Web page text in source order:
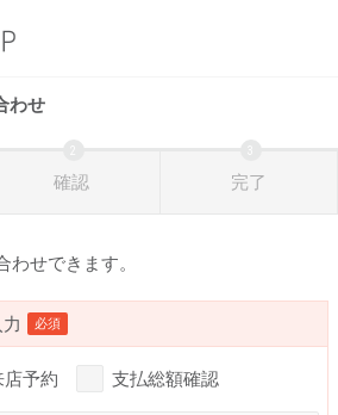
わせ
確認 完了
わせできます。
必須
店予約 支払総額確認